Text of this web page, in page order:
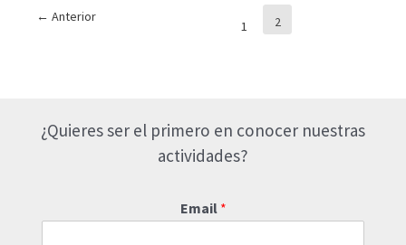
Paginación
← Anterior
1 2
¿Quieres ser el primero en conocer nuestras
actividades?
Email *